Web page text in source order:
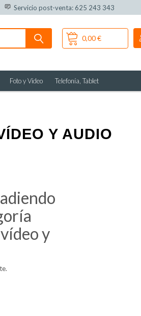
Servicio post-venta: 625 243 343
0,00 €
Foto y Vídeo Telefonía, Tablet
Y AUDIO
y